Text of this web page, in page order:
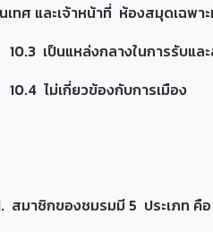
เทศ และเจ้าหน้าที่ ห้องสมุดเฉพา
หล่งกลางในการรับและสนับ
กี่ยวข้องกับการเมือง
าชิกของชมรมมี 5 ประเภท คือ